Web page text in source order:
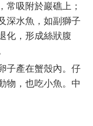
常吸附於巖礁上；
深水魚，如副獅子
化，形成絲狀腹
子產在蟹殼內。仔
物，也吃小魚。中